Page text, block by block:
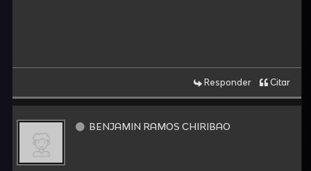
Responder Citar
BENJAMIN RAMOS CHIRIBAO